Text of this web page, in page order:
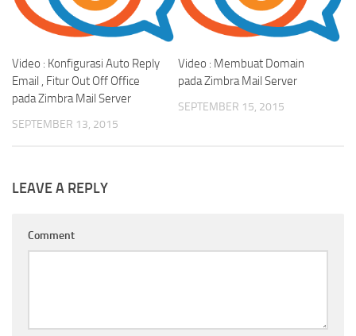
Video : Konfigurasi Auto Reply
Email , Fitur Out Off Office
pada Zimbra Mail Server
SEPTEMBER 13, 2015
Video : Membuat Domain
pada Zimbra Mail Server
SEPTEMBER 15, 2015
LEAVE A REPLY
Comment